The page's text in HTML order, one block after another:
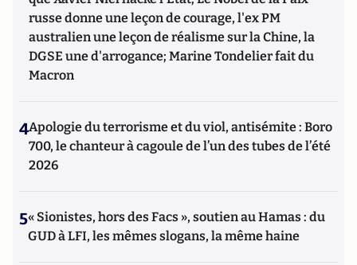
russe donne une leçon de courage, l'ex PM
australien une leçon de réalisme sur la Chine, la
DGSE une d'arrogance; Marine Tondelier fait du
Macron
4Apologie du terrorisme et du viol, antisémite : Boro
700, le chanteur à cagoule de l’un des tubes de l’été
2026
5« Sionistes, hors des Facs », soutien au Hamas : du
GUD à LFI, les mêmes slogans, la même haine